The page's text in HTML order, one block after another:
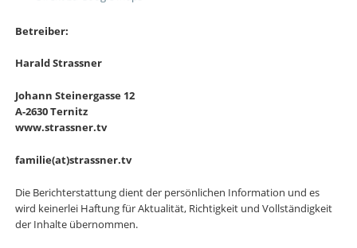
Betreiber:
Harald Strassner
Johann Steinergasse 12
A-2630 Ternitz
www.strassner.tv
familie(at)strassner.tv
Die Berichterstattung dient der persönlichen Information und es
wird keinerlei Haftung für Aktualität, Richtigkeit und Vollständigkeit
der Inhalte übernommen.